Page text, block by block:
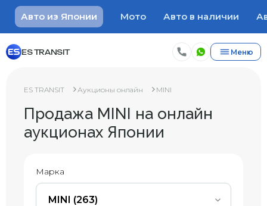
Авто из Японии Мото Авто в наличии
ES TRANSIT Меню
ES TRANSIT Аукционы онлайн MINI
Продажа MINI на онлайн
аукционах Японии
Марка
MINI (263)